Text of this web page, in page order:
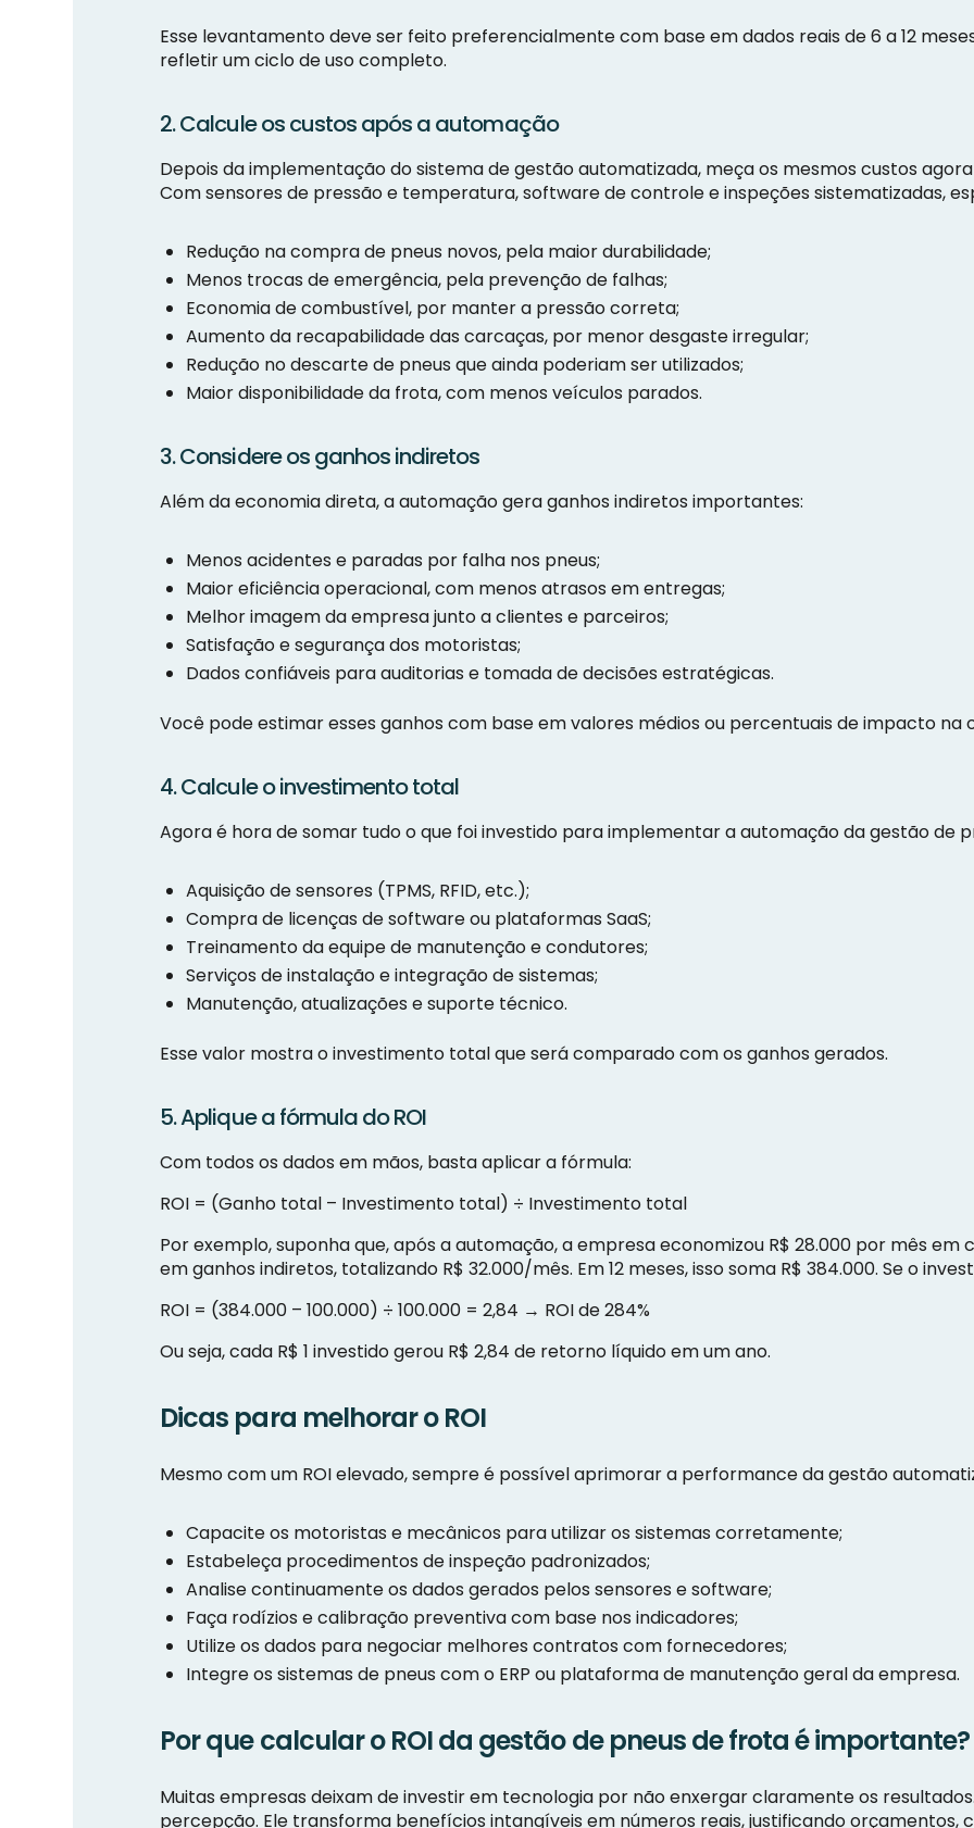
Esse levantamento deve ser feito preferencialmente com base em dados reais de 6 a 12
refletir um ciclo de uso completo.
2. Calcule os custos após a automação
Depois da implementação do sistema de gestão automatizada, meça os mesmos custos
Com sensores de pressão e temperatura, software de controle e inspeções sistematizadas,
Redução na compra de pneus novos, pela maior durabilidade;
Menos trocas de emergência, pela prevenção de falhas;
Economia de combustível, por manter a pressão correta;
Aumento da recapabilidade das carcaças, por menor desgaste irregular;
Redução no descarte de pneus que ainda poderiam ser utilizados;
Maior disponibilidade da frota, com menos veículos parados.
3. Considere os ganhos indiretos
Além da economia direta, a automação gera ganhos indiretos importantes:
Menos acidentes e paradas por falha nos pneus;
Maior eficiência operacional, com menos atrasos em entregas;
Melhor imagem da empresa junto a clientes e parceiros;
Satisfação e segurança dos motoristas;
Dados confiáveis para auditorias e tomada de decisões estratégicas.
Você pode estimar esses ganhos com base em valores médios ou percentuais de impacto na
4. Calcule o investimento total
Agora é hora de somar tudo o que foi investido para implementar a automação da gestão de
Aquisição de sensores (TPMS, RFID, etc.);
Compra de licenças de software ou plataformas SaaS;
Treinamento da equipe de manutenção e condutores;
Serviços de instalação e integração de sistemas;
Manutenção, atualizações e suporte técnico.
Esse valor mostra o investimento total que será comparado com os ganhos gerados.
5. Aplique a fórmula do ROI
Com todos os dados em mãos, basta aplicar a fórmula:
ROI = (Ganho total – Investimento total) ÷ Investimento total
Por exemplo, suponha que, após a automação, a empresa economizou R$ 28.000 por mês em
em ganhos indiretos, totalizando R$ 32.000/mês. Em 12 meses, isso soma R$ 384.000. Se o
ROI = (384.000 – 100.000) ÷ 100.000 = 2,84 → ROI de 284%
Ou seja, cada R$ 1 investido gerou R$ 2,84 de retorno líquido em um ano.
Dicas para melhorar o ROI
Mesmo com um ROI elevado, sempre é possível aprimorar a performance da gestão
Capacite os motoristas e mecânicos para utilizar os sistemas corretamente;
Estabeleça procedimentos de inspeção padronizados;
Analise continuamente os dados gerados pelos sensores e software;
Faça rodízios e calibração preventiva com base nos indicadores;
Utilize os dados para negociar melhores contratos com fornecedores;
Integre os sistemas de pneus com o ERP ou plataforma de manutenção geral da empresa.
Por que calcular o ROI da gestão de pneus de frota é importante?
Muitas empresas deixam de investir em tecnologia por não enxergar claramente os
percepção. Ele transforma benefícios intangíveis em números reais, justificando orçamentos,